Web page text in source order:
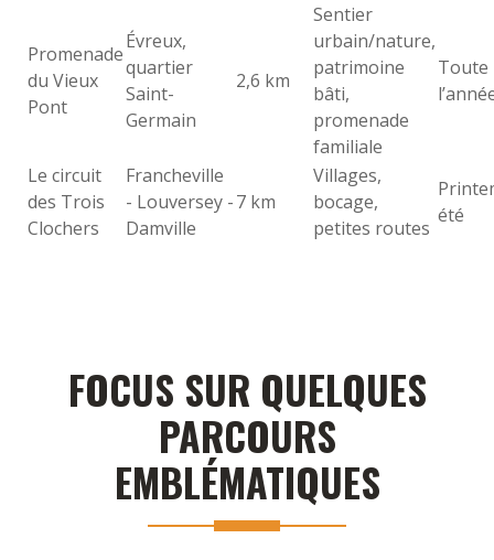
Promenade
du Vieux
Pont
Évreux,
quartier
Saint-
Germain
2,6 km
Sentier
urbain/nature,
patrimoine
bâti,
promenade
familiale
Toute
Le circuit
des Trois
Clochers
Francheville
- Louversey -
Damville
7 km
Villages,
bocage,
petites routes
été
FOCUS SUR QUELQUES
PARCOURS
EMBLÉMATIQUES